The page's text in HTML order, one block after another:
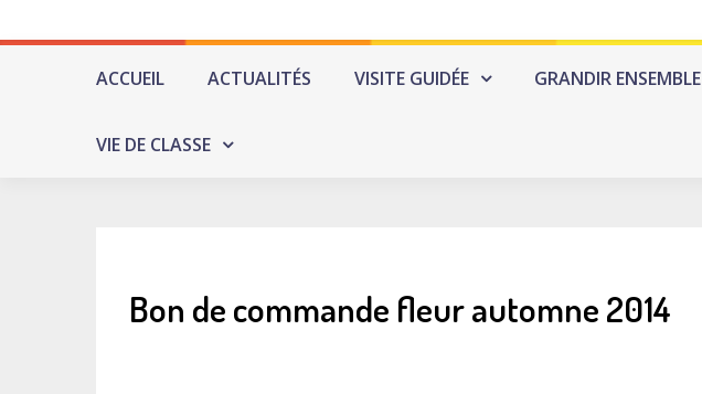
ACCUEIL ACTUALITÉS VISITE GUIDÉE GRANDIR ENSEMBLE
VIE DE CLASSE
Bon de commande fleur automne 2014